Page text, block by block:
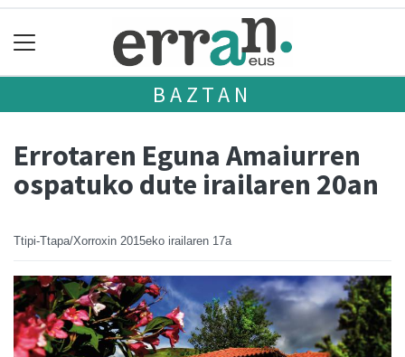
BAZTAN
Errotaren Eguna Amaiurren
ospatuko dute irailaren 20an
Ttipi-Ttapa/Xorroxin 2015eko irailaren 17a